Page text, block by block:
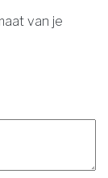
van je